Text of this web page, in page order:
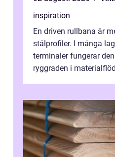
inspiration
En driven rullbana är
stålprofiler. I många
terminaler fungerar
ryggraden i